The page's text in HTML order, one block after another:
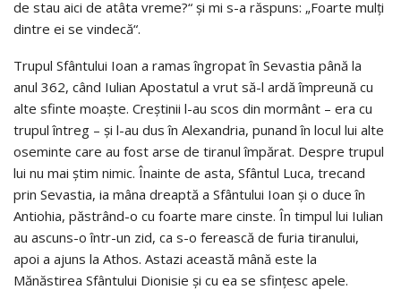
de stau aici de atâta vreme?“ și mi s-a răspuns: „Foarte mulți
dintre ei se vindecă“.
Trupul Sfântului Ioan a ramas îngropat în Sevastia până la
anul 362, când Iulian Apostatul a vrut să-l ardă împreună cu
alte sfinte moaște. Creștinii l-au scos din mormânt – era cu
trupul întreg – și l-au dus în Alexandria, punand în locul lui alte
oseminte care au fost arse de tiranul împărat. Despre trupul
lui nu mai știm nimic. Înainte de asta, Sfântul Luca, trecand
prin Sevastia, ia mâna dreaptă a Sfântului Ioan și o duce în
Antiohia, păstrând-o cu foarte mare cinste. În timpul lui Iulian
au ascuns-o într-un zid, ca s-o ferească de furia tiranului,
apoi a ajuns la Athos. Astazi această mână este la
Mănăstirea Sfântului Dionisie și cu ea se sfințesc apele.